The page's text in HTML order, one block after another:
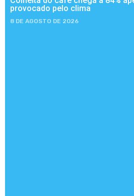
provocado pelo clima
8 DE AGOSTO DE 2026